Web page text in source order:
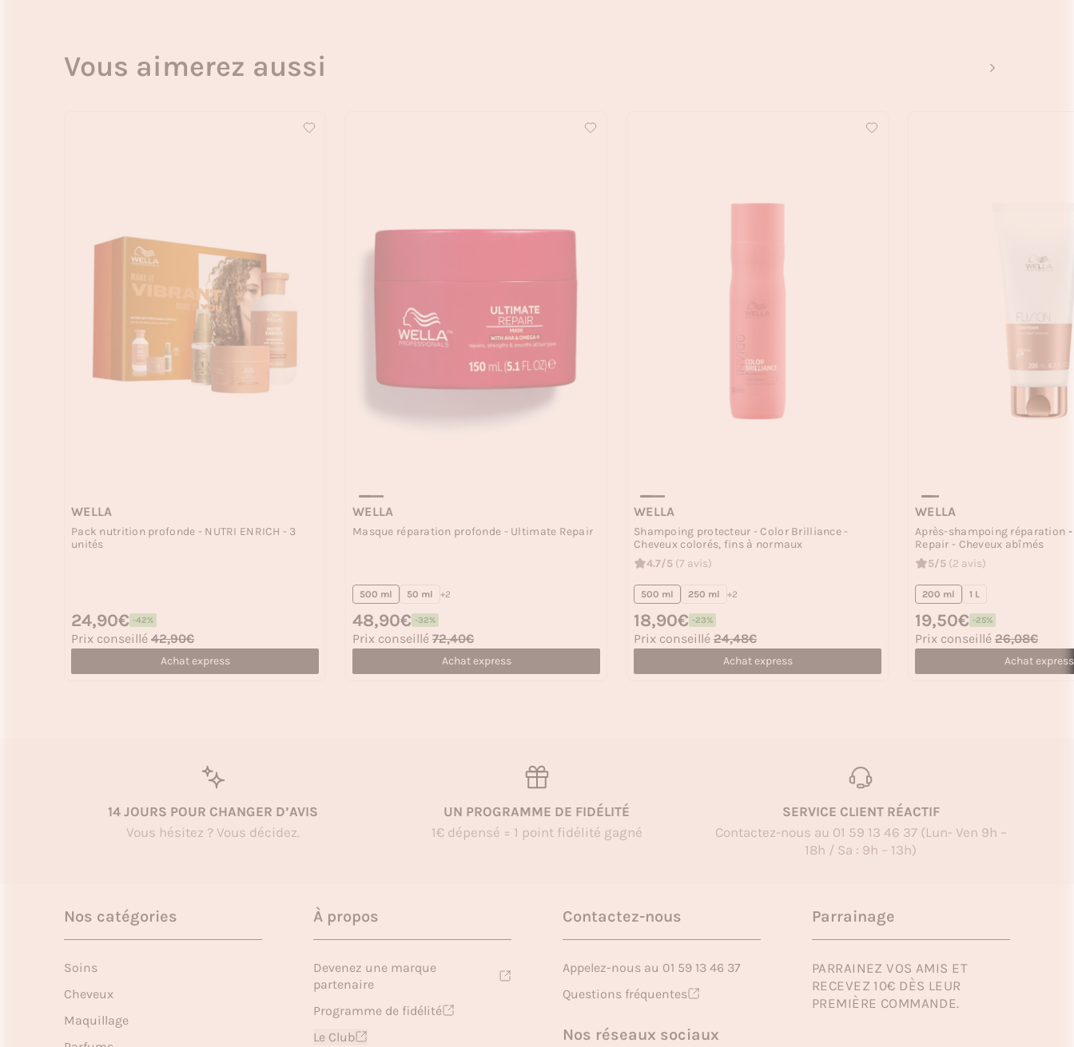
Vous aimerez aussi
WELLA
Pack nutrition profonde - NUTRI ENRICH - 3
unités
Prix soldé
24,90€ -42%
Prix habituel
Prix conseillé 42,90€
Achat express
WELLA
Masque réparation profonde - Ultimate Repair
500 ml 50 ml +2
Prix soldé
48,90€ -32%
Prix habituel
Prix conseillé 72,40€
Achat express
WELLA
Shampoing protecteur - Color Brilliance -
Cheveux colorés, fins à normaux
4.7/5 (7 avis)
500 ml 250 ml +2
Prix soldé
18,90€ -23%
Prix habituel
Prix conseillé 24,48€
Achat express
WELLA
Après-shampoing réparation
Repair - Cheveux abîmés
5/5 (2 avis)
200 ml 1 L
Prix soldé
19,50€ -25%
Prix habituel
Prix conseillé 26,08€
Achat express
14 JOURS POUR CHANGER D’AVIS
Vous hésitez ? Vous décidez.
UN PROGRAMME DE FIDÉLITÉ
1€ dépensé = 1 point fidélité gagné
SERVICE CLIENT RÉACTIF
Contactez-nous au 01 59 13 46 37 (Lun- Ven 9h –
18h / Sa : 9h – 13h)
Nos catégories
Soins
Cheveux
Maquillage
À propos
Devenez une marque
partenaire
Programme de fidélité
Le Club
Contactez-nous
Appelez-nous au 01 59 13 46 37
Questions fréquentes
Nos réseaux sociaux
Parrainage
PARRAINEZ VOS AMIS ET
RECEVEZ 10€ DÈS LEUR
PREMIÈRE COMMANDE.